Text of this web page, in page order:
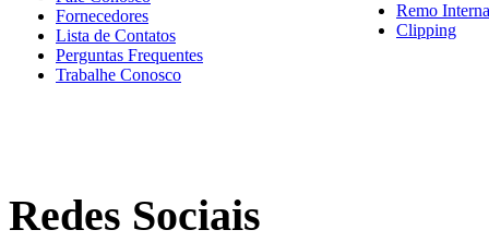
Fornecedores
Lista de Contatos
Perguntas Frequentes
Trabalhe Conosco
Remo
Clipping
Redes Sociais